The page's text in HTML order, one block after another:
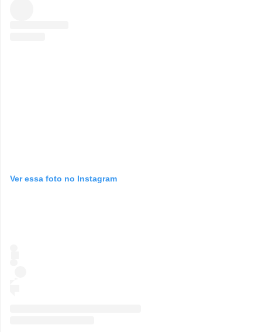
Ver essa foto no Instagram